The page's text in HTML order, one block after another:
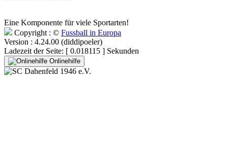
Eine Komponente für viele Sportarten!
Copyright : © Fussball in Europa
Version : 4.24.00 (diddipoeler)
Ladezeit der Seite: [ 0.018115 ] Sekunden
Onlinehilfe